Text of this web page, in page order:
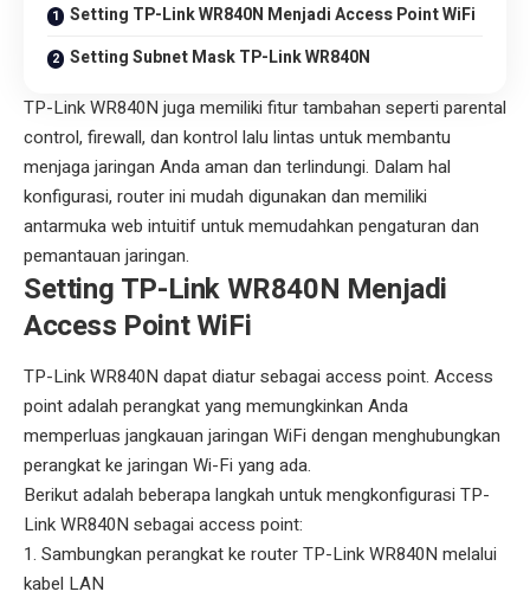
Setting TP-Link WR840N Menjadi Access Point WiFi
Setting Subnet Mask TP-Link WR840N
TP-Link WR840N juga memiliki fitur tambahan seperti parental
control, firewall, dan kontrol lalu lintas untuk membantu
menjaga jaringan Anda aman dan terlindungi. Dalam hal
konfigurasi, router ini mudah digunakan dan memiliki
antarmuka web intuitif untuk memudahkan pengaturan dan
pemantauan jaringan.
Setting TP-Link WR840N Menjadi
Access Point WiFi
TP-Link WR840N dapat diatur sebagai access point. Access
point adalah perangkat yang memungkinkan Anda
memperluas jangkauan jaringan WiFi dengan menghubungkan
perangkat ke jaringan Wi-Fi yang ada.
Berikut adalah beberapa langkah untuk mengkonfigurasi TP-
Link WR840N sebagai access point:
Sambungkan perangkat ke router TP-Link WR840N melalui
kabel LAN